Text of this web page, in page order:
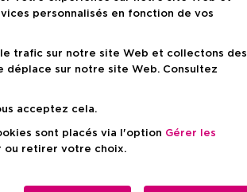
personnalisés en fonction de vos
trafic sur notre site Web et collectons des
déplace sur notre site Web. Consultez
acceptez cela.
sont placés via l'option Gérer les
ou retirer votre choix.